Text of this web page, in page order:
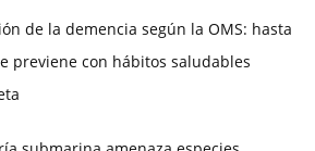
de la demencia según la OMS: hasta
previene con hábitos saludables